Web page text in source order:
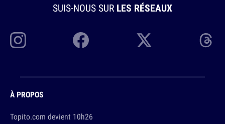
SUIS-NOUS SUR LES RÉSEAUX
À PROPOS
Topito.com devient 10h26